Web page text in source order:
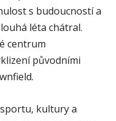
s budoucností a
léta chátral.
centrum
původními
kultury a